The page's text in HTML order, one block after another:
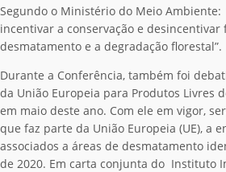
Segundo o Ministério do Meio
incentivar a conservação e desincentivar
desmatamento e a degradação florestal”.
Durante a Conferência, também foi
da União Europeia para Produtos Livres
em maio deste ano. Com ele em vigor,
que faz parte da União Europeia (UE), a
associados a áreas de desmatamento
de 2020. Em carta conjunta do Instituto